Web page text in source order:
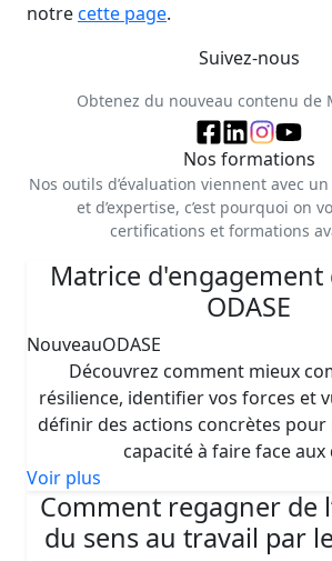
notrecette page.
Suivez-nous
Obtenez du nouveau contenu de
Nos formations
Nos outils d’évaluation viennent avec
et d’expertise, c’est pourquoi on
certifications et formations
Matrice d'engagement
ODASE
NouveauODASE
Découvrez comment mieux
résilience, identifier vos forces et
définir des actions concrètes
capacité à faire face aux
Voir plus
Comment regagner de
du sens au travail par